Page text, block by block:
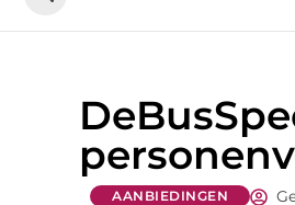
AANBIEDINGEN